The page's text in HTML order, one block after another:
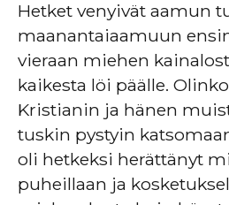
Hetket venyivät aamun
maanantaiaamuun
vieraan miehen
kaikesta löi päälle.
Kristianin ja hänen
tuskin pystyin
oli hetkeksi herättänyt
puheillaan ja